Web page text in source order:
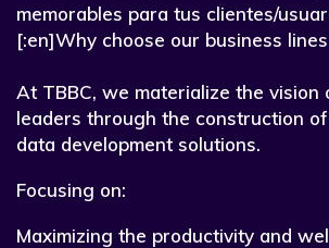
memorables para tus clientes/
[:en]Why choose our business
At TBBC, we materialize the vision
leaders through the construction
data development solutions.
Focusing on:
Maximizing the productivity and